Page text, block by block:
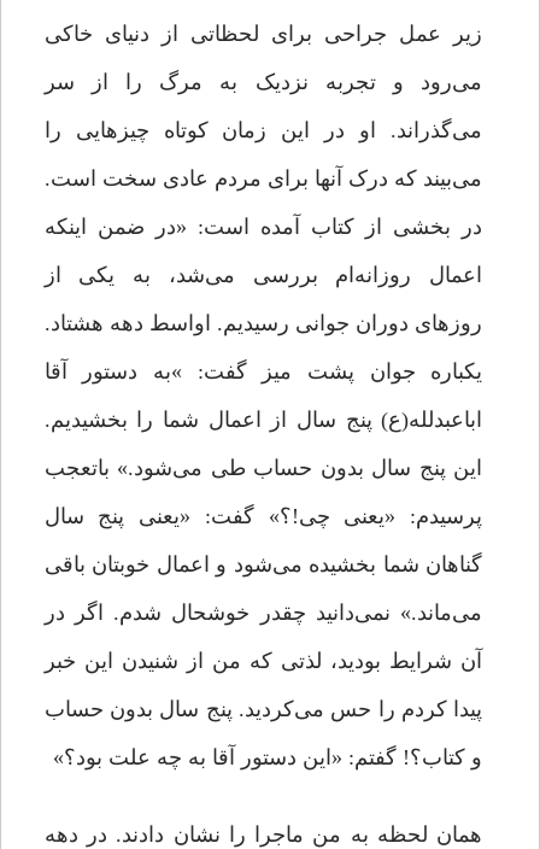
زیر عمل جراحی برای لحظاتی از دنیای خاکی
می‌رود و تجربه‌ نزدیک به مرگ را از سر
می‌گذراند. او در این زمان کوتاه چیزهایی را
می‌بیند که درک آنها برای مردم عادی سخت است.
در بخشی از کتاب آمده است: «در ضمن اینکه
اعمال روزانه‌ام بررسی می‌شد، به یکی از
روزهای دوران جوانی رسیدیم. اواسط دهه هشتاد.
یکباره جوان پشت میز گفت: »به دستور آقا
اباعبدلله(ع) پنج سال از اعمال شما را بخشیدیم.
این پنج سال بدون حساب طی می‌شود.» باتعجب
پرسیدم: «یعنی چی!؟» گفت: «یعنی پنج سال
گناهان شما بخشیده می‌شود و اعمال خوبتان باقی
می‌ماند.» نمی‌دانید چقدر خوشحال شدم. اگر در
آن شرایط بودید، لذتی که من از شنیدن این خبر
پیدا کردم را حس می‌کردید. پنج سال بدون حساب
و کتاب؟! گفتم: «این دستور آقا به چه علت بود؟»
همان لحظه به من ماجرا را نشان دادند. در دهه